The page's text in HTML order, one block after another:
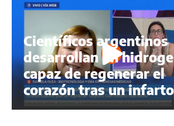
Científicos argentinos
desarrollan un
capaz de regenerar el
corazón tras un infarto